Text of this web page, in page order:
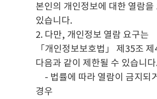
본인의 개인정보에 대한 열람을
있습니다.
2. 다만, 개인정보 열람 요구는
「개인정보보호법」 제35조
다음과 같이 제한될 수 있습니
- 법률에 따라 열람이 금지되
경우